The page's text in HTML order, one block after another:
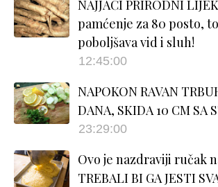
NAJJAČI PRIRODNI
pamćenje za 80 posto,
poboljšava vid i sluh!
12:45:00
NAPOKON RAVAN
DANA, SKIDA 10 CM SA
23:29:00
Ovo je nazdraviji ručak
TREBALI BI GA JESTI